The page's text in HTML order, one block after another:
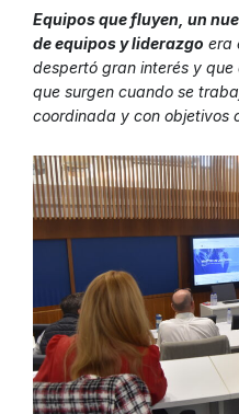
Equipos que fluyen, un
de equipos y liderazgo era
despertó gran interés y
que surgen cuando se
coordinada y con objetivos